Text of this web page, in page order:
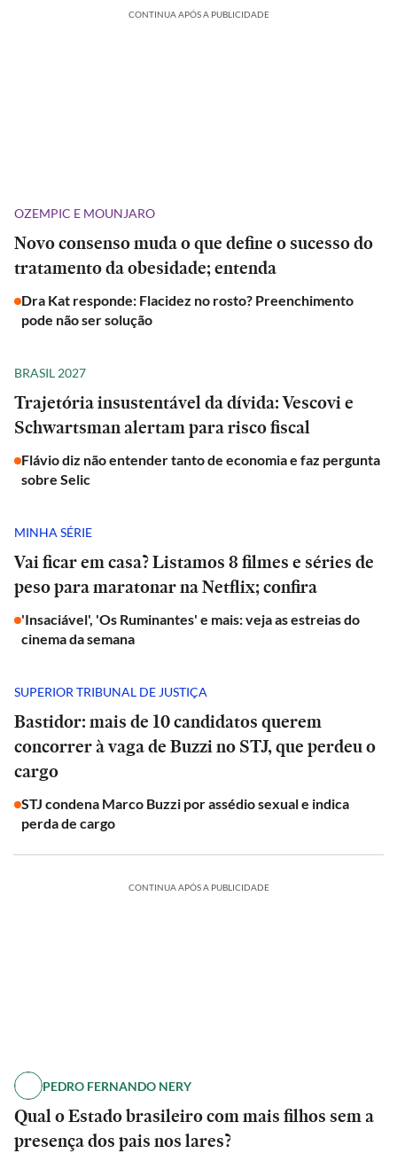
CONTINUA APÓS A PUBLICIDADE
OZEMPIC E MOUNJARO
Novo consenso muda o que define o sucesso do
tratamento da obesidade; entenda
Dra Kat responde: Flacidez no rosto? Preenchimento
pode não ser solução
BRASIL 2027
Trajetória insustentável da dívida: Vescovi e
Schwartsman alertam para risco fiscal
Flávio diz não entender tanto de economia e faz pergunta
sobre Selic
MINHA SÉRIE
Vai ficar em casa? Listamos 8 filmes e séries de
peso para maratonar na Netflix; confira
'Insaciável', 'Os Ruminantes' e mais: veja as estreias do
cinema da semana
SUPERIOR TRIBUNAL DE JUSTIÇA
Bastidor: mais de 10 candidatos querem
concorrer à vaga de Buzzi no STJ, que perdeu o
cargo
STJ condena Marco Buzzi por assédio sexual e indica
perda de cargo
CONTINUA APÓS A PUBLICIDADE
PEDRO FERNANDO NERY
Qual o Estado brasileiro com mais filhos sem a
presença dos pais nos lares?